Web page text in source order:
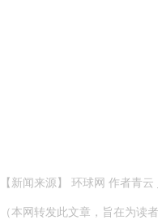
【新闻来源】 环球网 作者青云
（本网转发此文章，旨在为